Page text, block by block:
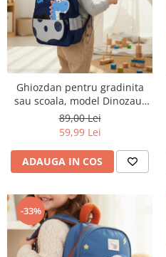
Ghiozdan pentru gradinita
sau scoala, model Dinozaur
ZY-25124bleumarin
89,00 Lei
59,99 Lei
ADAUGA IN COS
-33%